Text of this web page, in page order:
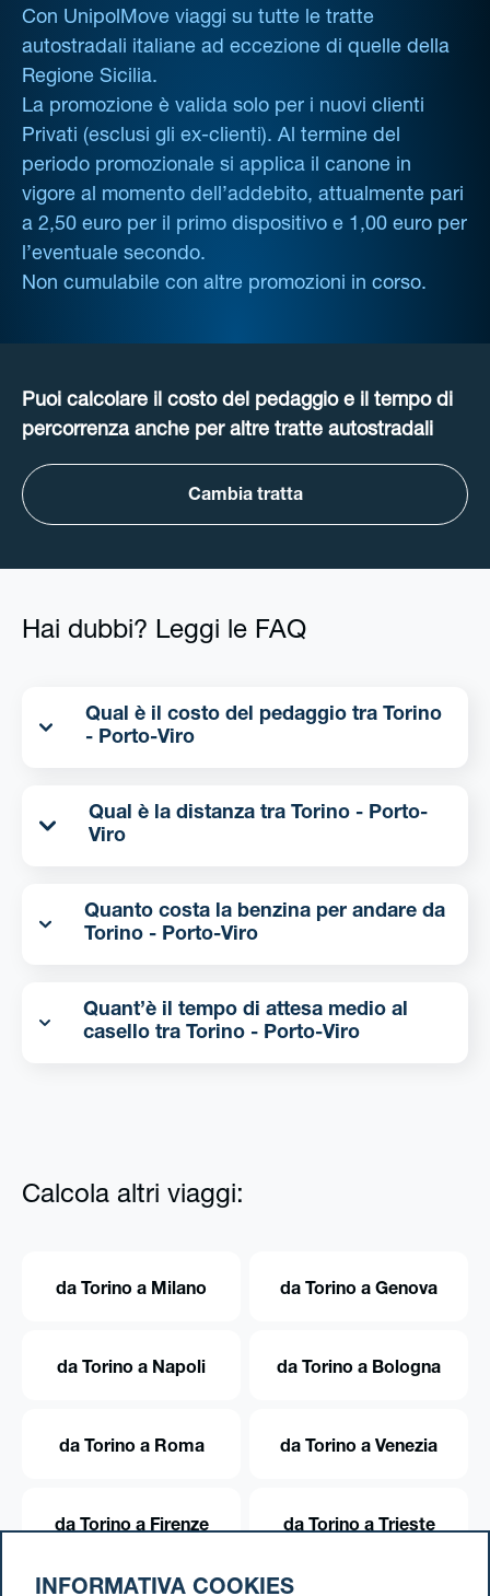
Con UnipolMove viaggi su tutte le tratte
autostradali italiane ad eccezione di quelle della
Regione Sicilia.
La promozione è valida solo per i nuovi clienti
Privati (esclusi gli ex-clienti). Al termine del
periodo promozionale si applica il canone in
vigore al momento dell’addebito, attualmente pari
a 2,50 euro per il primo dispositivo e 1,00 euro per
l’eventuale secondo.
Non cumulabile con altre promozioni in corso.
Puoi calcolare il costo del pedaggio e il tempo di
percorrenza anche per altre tratte autostradali
Cambia tratta
Hai dubbi? Leggi le FAQ
Qual è il costo del pedaggio tra Torino
- Porto-Viro
Qual è la distanza tra Torino - Porto-
Viro
Quanto costa la benzina per andare da
Torino - Porto-Viro
Quant’è il tempo di attesa medio al
casello tra Torino - Porto-Viro
Calcola altri viaggi:
da Torino a Milano da Torino a Genova
da Torino a Napoli da Torino a Bologna
da Torino a Roma da Torino a Venezia
da Torino a Firenze da Torino a Trieste
INFORMATIVA COOKIES